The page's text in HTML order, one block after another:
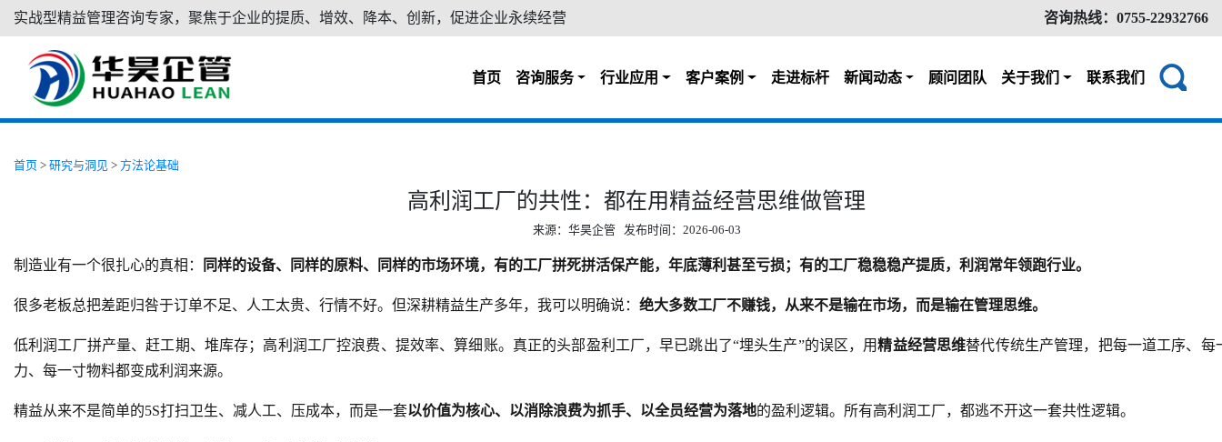
咨询热线：0755-22932766
实战型精益管理咨询专家，聚焦于企业的提质、增效、降本、创新，促进企业永续经营
首页 咨询服务 行业应用 客户案例 走进标杆 新闻动态 顾问团队 关于我们 联系我们
首页 > 研究与洞见 > 方法论基础
高利润工厂的共性：都在用精益经营思维做管理
来源：华昊企管 发布时间：2026-06-03
制造业有一个很扎心的真相： 同样的设备、同样的原料、同样的市场环境，有的工厂拼死拼活保产能，年底薄利甚至亏损；有的工厂稳稳稳产提质，利润常年领跑行业。
很多老板总把差距归咎于订单不足、人工太贵、行情不好。但深耕精益生产多年，我可以明确说： 绝大多数工厂不赚钱，从来不是输在市场，而是输在管理思维。
低利润工厂拼产量、赶工期、堆库存；高利润工厂控浪费、提效率、算细账。真正的头部盈利工厂，早已跳出了“埋头生产”的误区，用精益经营思维替代传统生产管理，把每一道工序、每
力、每一寸物料都变成利润来源。
精益从来不是简单的5S打扫卫生、减人工、压成本，而是一套以价值为核心、以消除浪费为抓手、以全员经营为落地的盈利逻辑。所有高利润工厂，都逃不开这一套共性逻辑。